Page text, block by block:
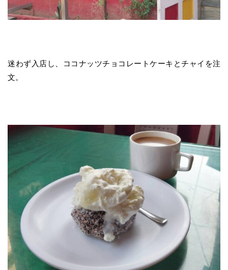
迷わず入店し、ココナッツチョコレートケーキとチャイを注
文。